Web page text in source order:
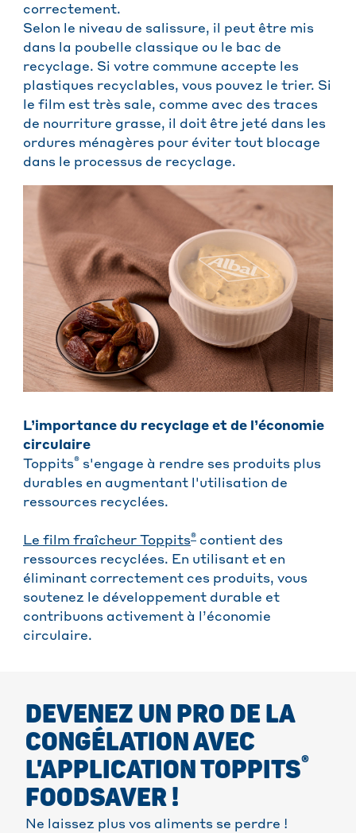
correctement.
Selon le niveau de salissure, il peut être mis
dans la poubelle classique ou le bac de
recyclage. Si votre commune accepte les
plastiques recyclables, vous pouvez le trier. Si
le film est très sale, comme avec des traces
de nourriture grasse, il doit être jeté dans les
ordures ménagères pour éviter tout blocage
dans le processus de recyclage.
L’importance du recyclage et de l’économie
circulaire
Toppits® s'engage à rendre ses produits plus
durables en augmentant l'utilisation de
ressources recyclées.
Le film fraîcheur Toppits® contient des
ressources recyclées. En utilisant et en
éliminant correctement ces produits, vous
soutenez le développement durable et
contribuons activement à l’économie
circulaire.
DEVENEZ UN PRO DE LA
CONGÉLATION AVEC
L'APPLICATION TOPPITS®
FOODSAVER !
Ne laissez plus vos aliments se perdre !